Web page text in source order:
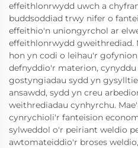
effeithlonrwydd uwch a
buddsoddiad trwy nifer o
effeithio'n uniongyrchol ar
effeithlonrwydd gweithrediad.
hon yn codi o leihau'r
defnyddio'r materion,
gostyngiadau sydd yn
ansawdd, sydd yn creu
weithrediadau cynhyrchu.
cynrychioli'r fanteision
sylweddol o'r peiriant weldio
awtomateiddio'r broses